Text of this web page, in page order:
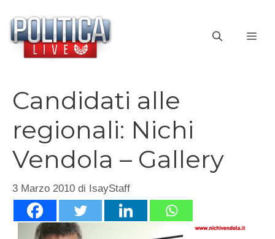
contenuto
Candidati alle
regionali: Nichi
Vendola – Gallery
3 Marzo 2010 di IsayStaff